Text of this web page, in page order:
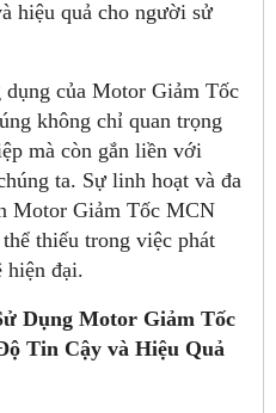
hiệu quả cho người sử
của Motor Giảm Tốc
không chỉ quan trọng
mà còn gắn liền với
ta. Sự linh hoạt và đa
Motor Giảm Tốc MCN
thiếu trong việc phát
hiện đại.
Dụng Motor Giảm Tốc
Tin Cậy và Hiệu Quả